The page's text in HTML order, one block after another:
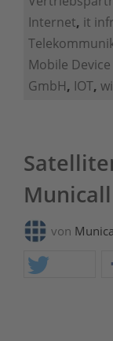
Internet, it
Mobile
GmbH, IOT,
Municall
von